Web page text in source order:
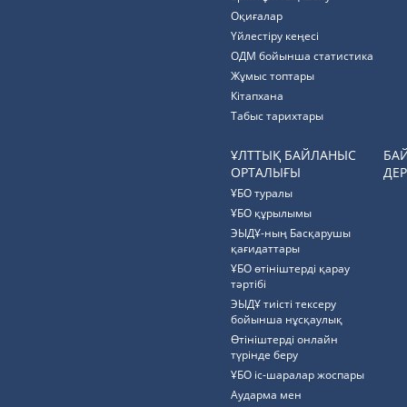
Оқиғалар
Үйлестіру кеңесі
ОДМ бойынша статистика
Жұмыс топтары
Кітапхана
Табыс тарихтары
ҰЛТТЫҚ БАЙЛАНЫС
ОРТАЛЫҒЫ
ҰБО туралы
ҰБО құрылымы
ЭЫДҰ-ның Басқарушы
қағидаттары
ҰБО өтініштерді қарау
тәртібі
ЭЫДҰ тиісті тексеру
бойынша нұсқаулық
Өтініштерді онлайн
түрінде беру
ҰБО іс-шаралар жоспары
Аударма мен